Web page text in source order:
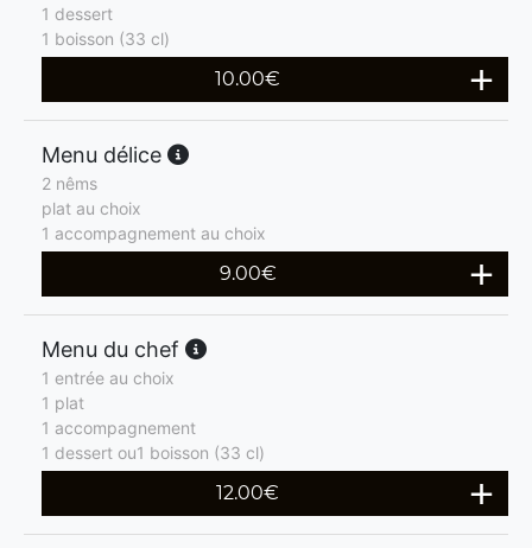
1 dessert
1 boisson (33 cl)
10.00€
Menu délice
2 nêms
plat au choix
1 accompagnement au choix
9.00€
Menu du chef
1 entrée au choix
1 plat
1 accompagnement
1 dessert ou1 boisson (33 cl)
12.00€